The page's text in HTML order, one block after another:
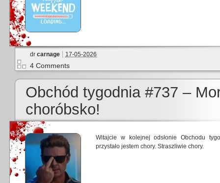
dr carnage 17-05-2026
4 Comments
Obchód tygodnia #737 –
choróbsko!
Witajcie w kolejnej odsłonie Obchodu
przystało jestem chory. Straszliwie chory.